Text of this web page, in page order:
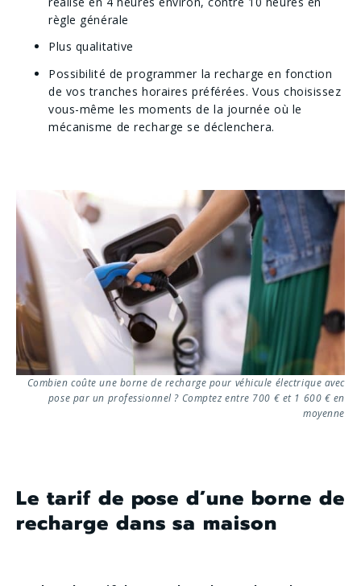
règle générale
Plus qualitative
Possibilité de programmer la recharge en fonction
de vos tranches horaires préférées. Vous choisissez
vous-même les moments de la journée où le
mécanisme de recharge se déclenchera.
Combien coûte une borne de recharge pour véhicule électrique avec
pose par un professionnel ? Comptez entre 700 € et 1 600 € en
moyenne
Le tarif de pose d’une borne de
recharge dans sa maison